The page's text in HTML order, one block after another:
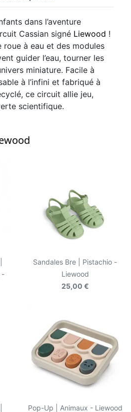
dans l’aventure
Cassian signé Liewood !
roue à eau et des modules
guider l’eau, tourner les
miniature. Facile à
à l’infini et fabriqué à
ce circuit allie jeu,
scientifique.
-
Sandales Bre | Pistachio -
Liewood
25,00 €
Pop-Up | Animaux - Liewood